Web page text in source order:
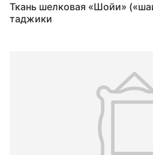
Ткань шелковая «Шойи»
таджики